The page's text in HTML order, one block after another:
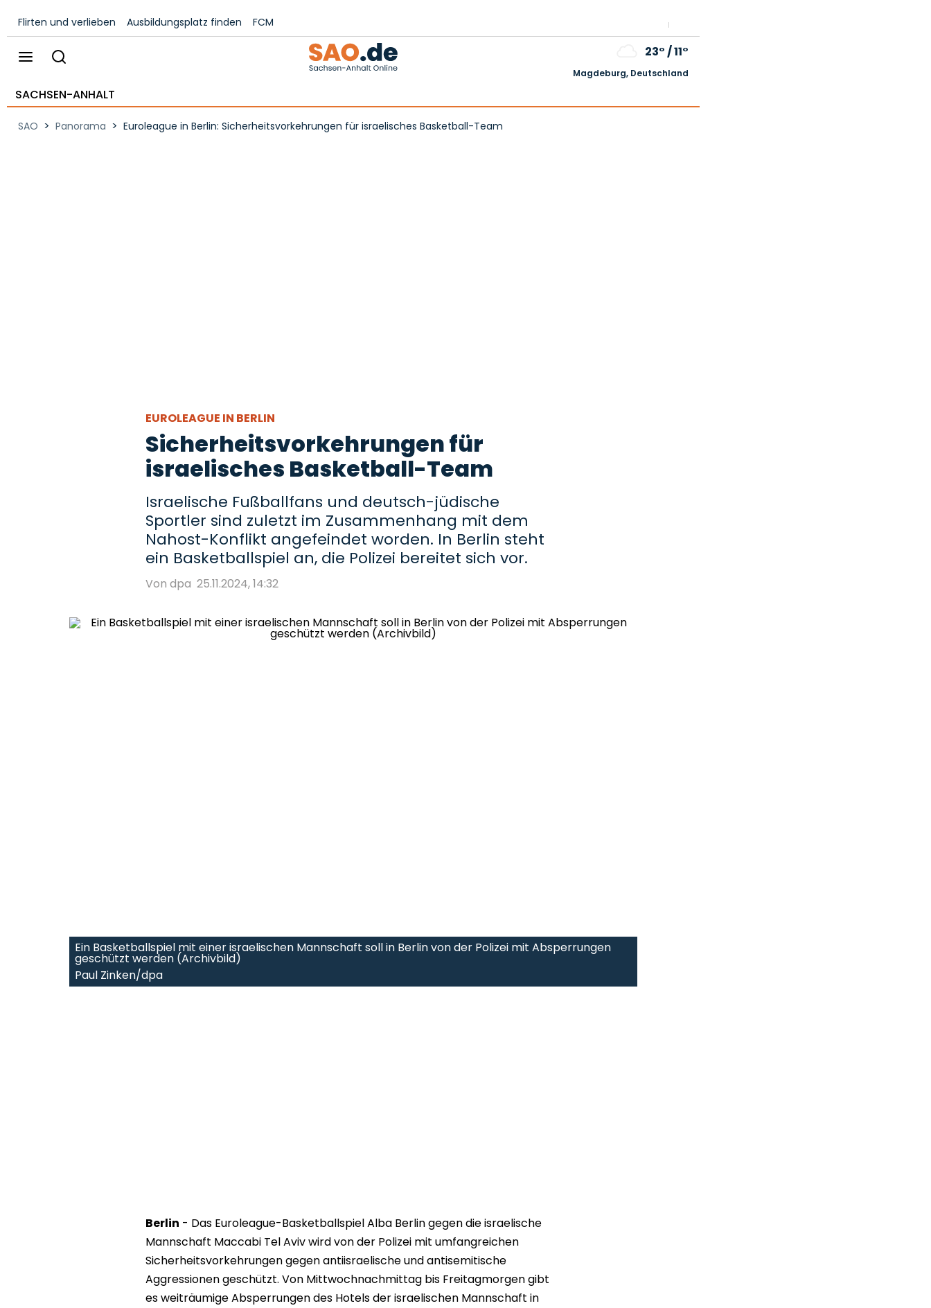
Flirten und verlieben Ausbildungsplatz finden FCM
23°/11°
Magdeburg, Deutschland
SACHSEN-ANHALT
SAO > Panorama > Euroleague in Berlin: Sicherheitsvorkehrungen für israelisches Basketball-Team
EUROLEAGUE IN BERLIN
Sicherheitsvorkehrungen für
israelisches Basketball-Team
Israelische Fußballfans und deutsch-jüdische
Sportler sind zuletzt im Zusammenhang mit dem
Nahost-Konflikt angefeindet worden. In Berlin steht
ein Basketballspiel an, die Polizei bereitet sich vor.
Von dpa 25.11.2024, 14:32
Ein Basketballspiel mit einer israelischen Mannschaft soll in Berlin von der Polizei mit Absperrungen
geschützt werden (Archivbild)
Paul Zinken/dpa
Berlin - Das Euroleague-Basketballspiel Alba Berlin gegen die israelische
Mannschaft Maccabi Tel Aviv wird von der Polizei mit umfangreichen
Sicherheitsvorkehrungen gegen antiisraelische und antisemitische
Aggressionen geschützt. Von Mittwochnachmittag bis Freitagmorgen gibt
es weiträumige Absperrungen des Hotels der israelischen Mannschaft in